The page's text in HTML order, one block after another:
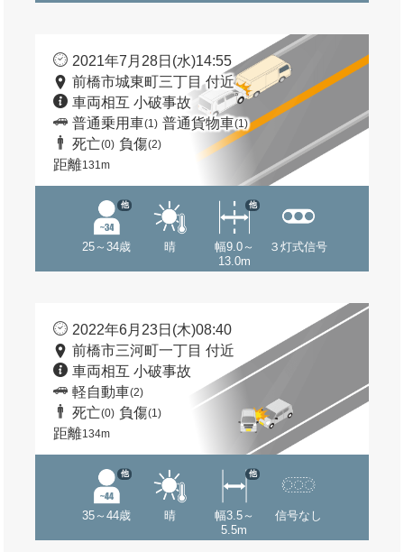
2021年7月28日(水)14:55
前橋市城東町三丁目 付近
車両相互 小破事故
普通乗用車(1) 普通貨物車(1)
死亡(0) 負傷(2)
距離131m
25～34歳
他
晴
幅9.0～
13.0m
他
３灯式信号
2022年6月23日(木)08:40
前橋市三河町一丁目 付近
車両相互 小破事故
軽自動車(2)
死亡(0) 負傷(1)
距離134m
35～44歳
他
晴
幅3.5～
5.5m
他
信号なし